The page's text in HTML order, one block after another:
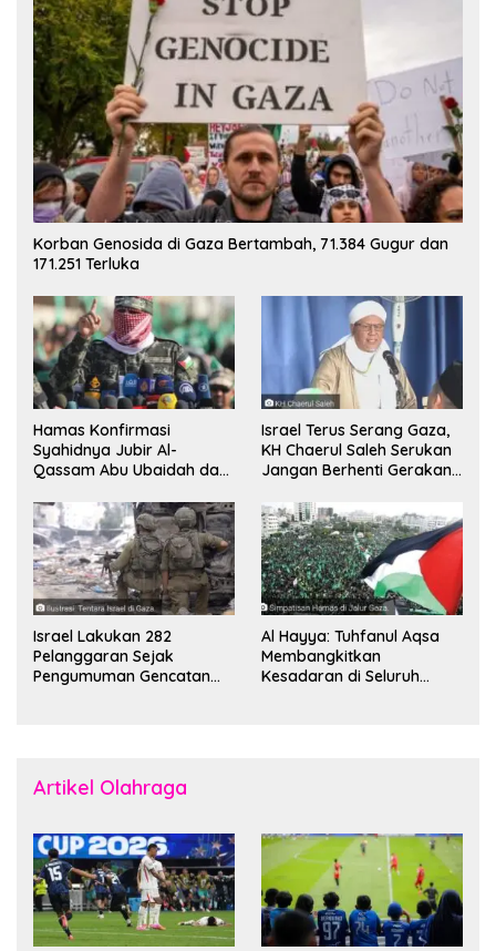
Korban Genosida di Gaza Bertambah, 71.384 Gugur dan
171.251 Terluka
Hamas Konfirmasi
Syahidnya Jubir Al-
Qassam Abu Ubaidah dan
Sinwar
Israel Terus Serang Gaza,
KH Chaerul Saleh Serukan
Jangan Berhenti Gerakan
Israel Lakukan 282
Pelanggaran Sejak
Pengumuman Gencatan
Al Hayya: Tuhfanul Aqsa
Membangkitkan
Kesadaran di Seluruh
Artikel Olahraga